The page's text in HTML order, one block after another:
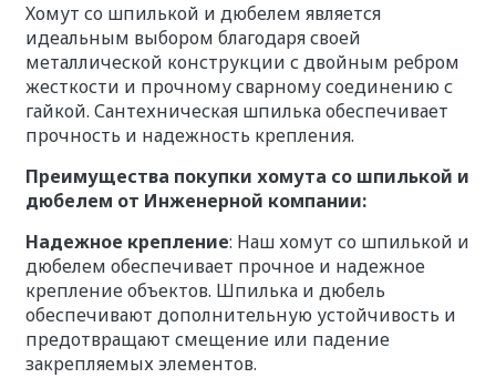
Хомут со шпилькой и дюбелем является
идеальным выбором благодаря своей
металлической конструкции с двойным ребром
жесткости и прочному сварному соединению с
гайкой. Сантехническая шпилька обеспечивает
прочность и надежность крепления.
Преимущества покупки хомута со шпилькой и
дюбелем от Инженерной компании:
Надежное крепление: Наш хомут со шпилькой и
дюбелем обеспечивает прочное и надежное
крепление объектов. Шпилька и дюбель
обеспечивают дополнительную устойчивость и
предотвращают смещение или падение
закрепляемых элементов.